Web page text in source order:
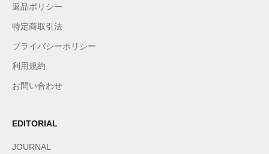
返品ポリシー
特定商取引法
プライバシーポリシー
利用規約
お問い合わせ
EDITORIAL
JOURNAL